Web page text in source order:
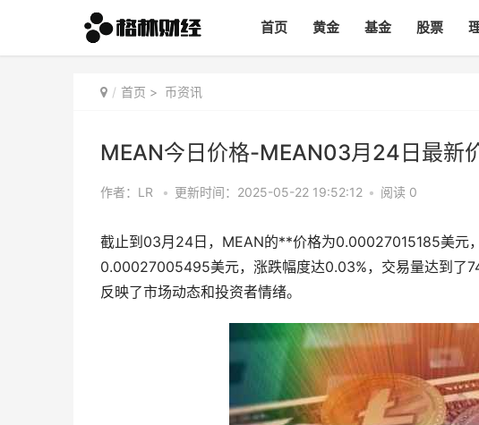
首页 黄金 基金 股票
首页 > 币资讯
MEAN今日价格-MEAN03月24日最新
作者：LR • 更新时间：2025-05-22 19:52:12 • 阅读 0
截止到03月24日，MEAN的**价格为0.00027015185美
0.00027005495美元，涨跌幅度达0.03%，交易量达到了
反映了市场动态和投资者情绪。